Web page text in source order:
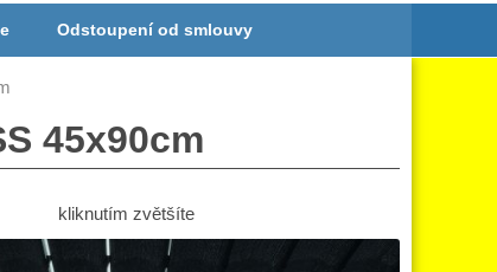
Odstoupení od smlouvy
45x90cm
kliknutím zvětšíte